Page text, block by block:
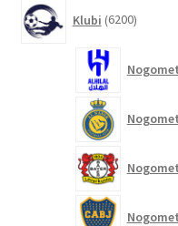
Klubi 6200izdelkov